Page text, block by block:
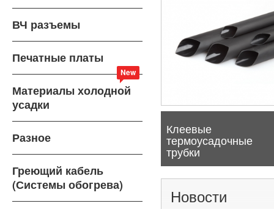
ВЧ разъемы
Печатные платы
New
Материалы холодной
усадки
Разное
Греющий кабель
(Системы обогрева)
Клеевые
термоусадочные
трубки
Новости